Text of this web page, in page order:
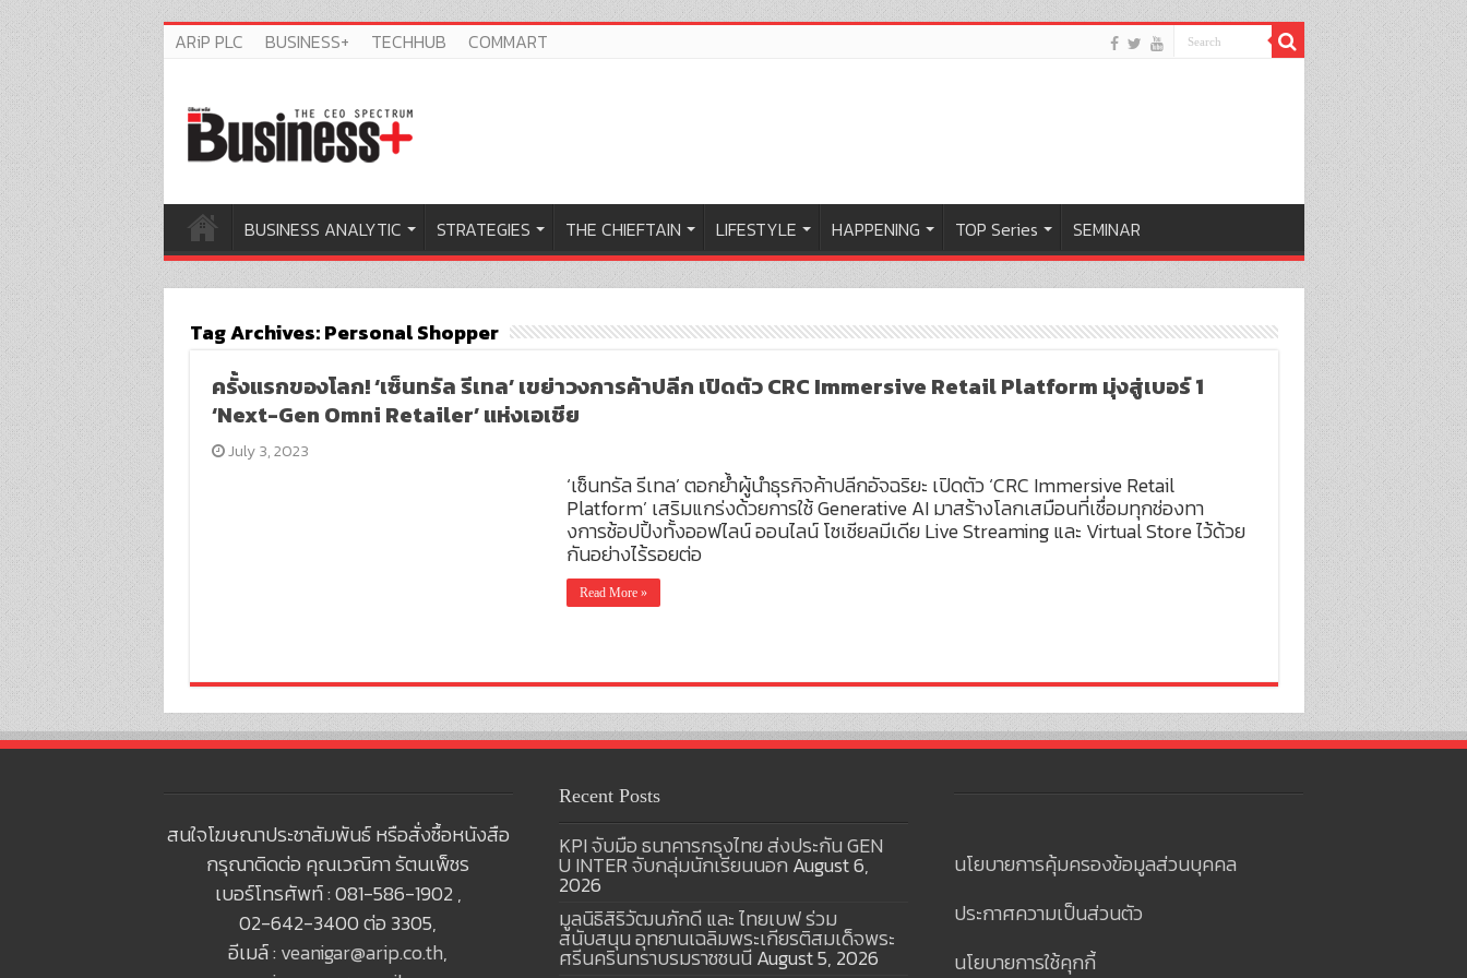
ARiP PLC BUSINESS+ TECHHUB COMMART
BUSINESS ANALYTIC STRATEGIES THE CHIEFTAIN LIFESTYLE HAPPENING TOP Series SEMINAR
Tag Archives:Personal Shopper
ครั้งแรกของโลก! ‘เซ็นทรัล รีเทล’ เขย่าวงการค้าปลีก เปิดตัว CRC Immersive Retail Platform มุ่งสู่เบอร์ 1
‘Next-Gen Omni Retailer’ แห่งเอเชีย
July 3, 2023
‘เซ็นทรัล รีเทล’ ตอกย้ำผู้นำธุรกิจค้าปลีกอัจฉริยะ เปิดตัว ‘CRC Immersive Retail
Platform’ เสริมแกร่งด้วยการใช้ Generative AI มาสร้างโลกเสมือนที่เชื่อมทุกช่องทา
งการช้อปปิ้งทั้งออฟไลน์ ออนไลน์ โซเชียลมีเดีย Live Streaming และ Virtual Store ไว้ด้วย
กันอย่างไร้รอยต่อ
Read More »
สนใจโฆษณาประชาสัมพันธ์ หรือสั่งซื้อหนังสือ
กรุณาติดต่อ คุณเวณิกา รัตนเพ็ชร
เบอร์โทรศัพท์ : 081-586-1902 ,
02-642-3400 ต่อ 3305,
อีเมล์ : veanigar@arip.co.th,
Recent Posts
KPI จับมือ ธนาคารกรุงไทย ส่งประกัน GEN
U INTER จับกลุ่มนักเรียนนอก August 6,
2026
มูลนิธิสิริวัฒนภักดี และ ไทยเบฟ ร่วม
สนับสนุน อุทยานเฉลิมพระเกียรติสมเด็จพระ
ศรีนครินทราบรมราชชนนี August 5, 2026
นโยบายการคุ้มครองข้อมูลส่วนบุคคล
ประกาศความเป็นส่วนตัว
นโยบายการใช้คุกกี้